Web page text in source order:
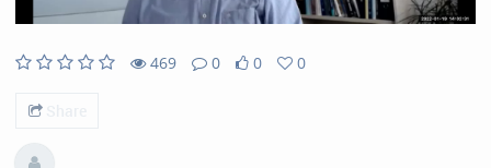
469
0
0
0
Share